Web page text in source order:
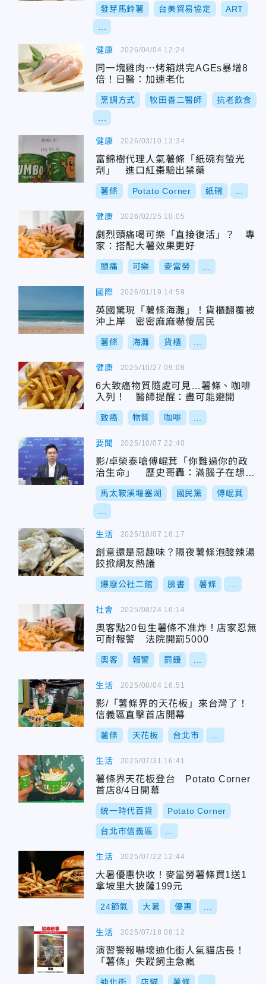
發芽馬鈴薯 台美貿易協定 ART
健康
同一塊雞肉⋯烤箱烘完AGEs暴增8
倍！日醫：加速老化
烹調方式 牧田善二醫師 抗老飲食
2026/04/04 12:24
健康
富錦樹代理人氣薯條「紙碗有螢光
劑」 進口紅棗驗出禁藥
薯條 Potato Corner 紙碗
2026/03/10 13:34
健康
劇烈頭痛喝可樂「直接復活」？ 專
家：搭配大薯效果更好
頭痛 可樂 麥當勞
2026/02/25 10:05
國際
英國驚現「薯條海灘」！貨櫃翻覆被
沖上岸 密密麻麻嚇傻居民
薯條 海灘 貨櫃
2026/01/19 14:59
健康
6大致癌物質隨處可見…薯條、咖啡
入列！ 醫師提醒：盡可能避開
致癌 物質 咖啡
2025/10/27 09:08
要聞
影/卓榮泰嗆傅崐萁「你難過你的政
治生命」 歷史哥轟：滿腦子在想政
治鬥爭
馬太鞍溪堰塞湖 國民黨 傅崐萁
2025/10/07 22:40
生活
創意還是惡趣味？隔夜薯條泡酸辣湯
餃掀網友熱議
爆廢公社二館 臉書 薯條
2025/10/07 16:17
社會
奧客點20包生薯條不准炸！店家忍無
可耐報警 法院開罰5000
奧客 報警 罰鍰
2025/08/24 16:14
生活
影/「薯條界的天花板」來台灣了！
信義區直擊首店開幕
薯條 天花板 台北市
2025/08/04 16:51
生活
薯條界天花板登台 Potato Corner
首店8/4日開幕
統一時代百貨 Potato Corner
台北市信義區
2025/07/31 16:41
生活
大暑優惠快收！麥當勞薯條買1送1
拿坡里大披薩199元
24節氣 大暑 優惠
2025/07/22 12:44
生活
演習警報嚇壞迪化街人氣貓店長！
「薯條」失蹤飼主急瘋
2025/07/18 08:12